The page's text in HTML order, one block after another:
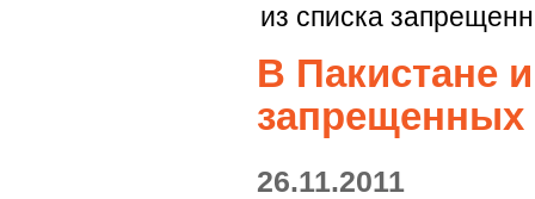
из списка
В Пакистане
запрещенных
26.11.2011